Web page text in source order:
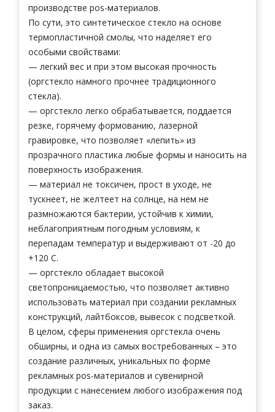
производстве pos-материалов.
По сути, это синтетическое стекло на основе
термопластичной смолы, что наделяет его
особыми свойствами:
— легкий вес и при этом высокая прочность
(оргстекло намного прочнее традиционного
стекла).
— оргстекло легко обрабатывается, поддается
резке, горячему формованию, лазерной
гравировке, что позволяет «лепить» из
прозрачного пластика любые формы и наносить на
поверхность изображения.
— материал не токсичен, прост в уходе, не
тускнеет, не желтеет на солнце, на нем не
размножаются бактерии, устойчив к химии,
неблагоприятным погодным условиям, к
перепадам температур и выдерживают от -20 до
+120 C.
— оргстекло обладает высокой
светопроницаемостью, что позволяет активно
использовать материал при создании рекламных
конструкций, лайтбоксов, вывесок с подсветкой.
В целом, сферы применения оргстекла очень
обширны, и одна из самых востребованных – это
создание различных, уникальных по форме
рекламных pos-материалов и сувенирной
продукции с нанесением любого изображения под
заказ.